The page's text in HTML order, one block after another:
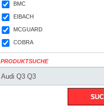
BMC
EIBACH
MCGUARD
COBRA
PRODUKTSUCHE